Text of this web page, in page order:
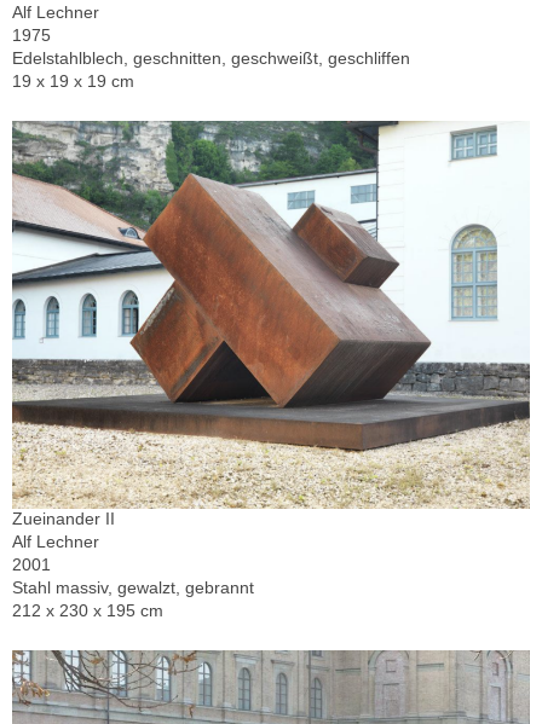
Alf Lechner
1975
Edelstahlblech, geschnitten, geschweißt, geschliffen
19 x 19 x 19 cm
Zueinander II
Alf Lechner
2001
Stahl massiv, gewalzt, gebrannt
212 x 230 x 195 cm